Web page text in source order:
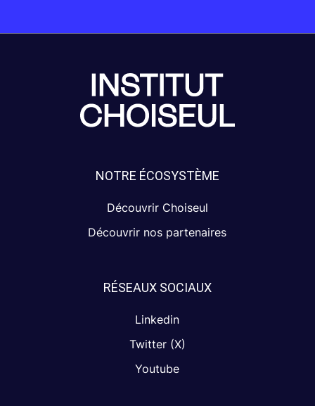
NOTRE ÉCOSYSTÈME
Découvrir Choiseul
Découvrir nos partenaires
RÉSEAUX SOCIAUX
Linkedin
Twitter (X)
Youtube